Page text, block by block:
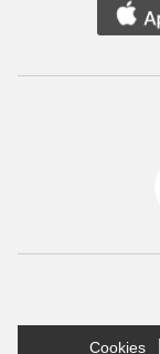
Cookies